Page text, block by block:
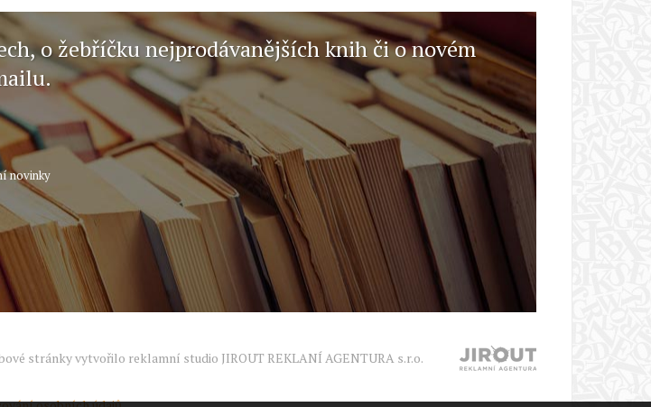
o žebříčku nejprodávanějších knih či o novém
novinky
stránky vytvořilo reklamní studio JIROUT REKLANÍ AGENTURA s.r.o.